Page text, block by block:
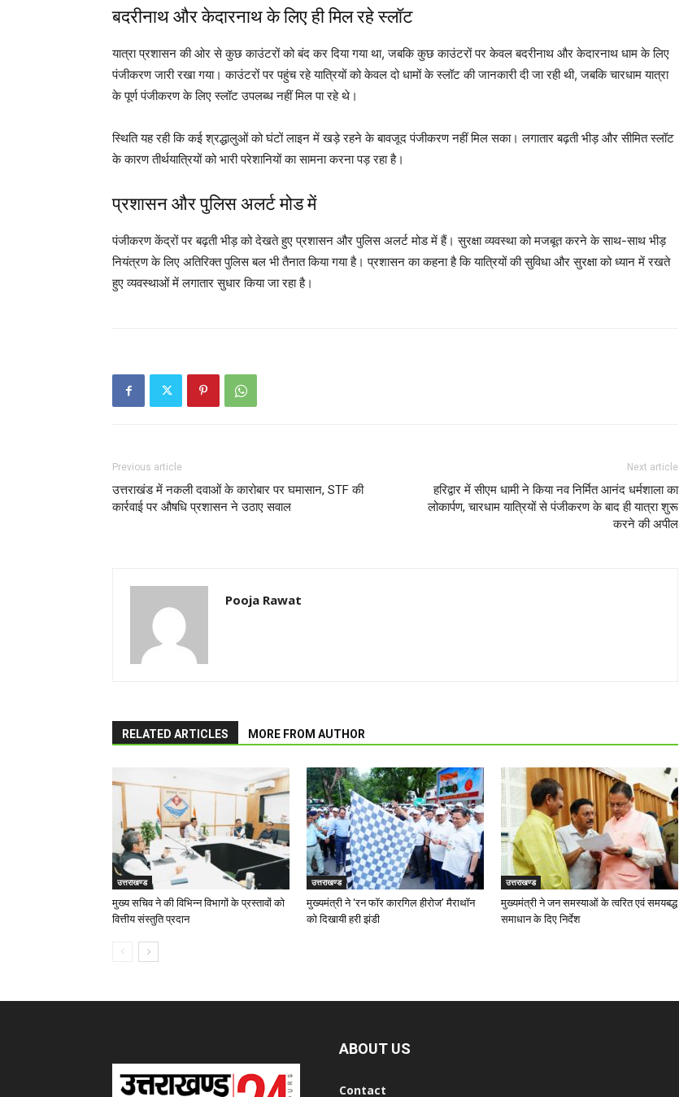
बदरीनाथ और केदारनाथ के लिए ही मिल रहे स्लॉट
यात्रा प्रशासन की ओर से कुछ काउंटरों को बंद कर दिया गया था, जबकि कुछ काउंटरों पर केवल बदरीनाथ और केदारनाथ धाम के लिए
पंजीकरण जारी रखा गया। काउंटरों पर पहुंच रहे यात्रियों को केवल दो धामों के स्लॉट की जानकारी दी जा रही थी, जबकि चारधाम यात्रा
के पूर्ण पंजीकरण के लिए स्लॉट उपलब्ध नहीं मिल पा रहे थे।
स्थिति यह रही कि कई श्रद्धालुओं को घंटों लाइन में खड़े रहने के बावजूद पंजीकरण नहीं मिल सका। लगातार बढ़ती भीड़ और सीमित स्लॉट
के कारण तीर्थयात्रियों को भारी परेशानियों का सामना करना पड़ रहा है।
प्रशासन और पुलिस अलर्ट मोड में
पंजीकरण केंद्रों पर बढ़ती भीड़ को देखते हुए प्रशासन और पुलिस अलर्ट मोड में हैं। सुरक्षा व्यवस्था को मजबूत करने के साथ-साथ भीड़
नियंत्रण के लिए अतिरिक्त पुलिस बल भी तैनात किया गया है। प्रशासन का कहना है कि यात्रियों की सुविधा और सुरक्षा को ध्यान में रखते
हुए व्यवस्थाओं में लगातार सुधार किया जा रहा है।
Previous article
उत्तराखंड में नकली दवाओं के कारोबार पर घमासान, STF की
कार्रवाई पर औषधि प्रशासन ने उठाए सवाल
Next article
हरिद्वार में सीएम धामी ने किया नव निर्मित आनंद धर्मशाला का
लोकार्पण, चारधाम यात्रियों से पंजीकरण के बाद ही यात्रा शुरू
करने की अपील
Pooja Rawat
RELATED ARTICLES MORE FROM AUTHOR
उत्तराखण्ड
मुख्य सचिव ने की विभिन्न विभागों के प्रस्तावों को
वित्तीय संस्तुति प्रदान
उत्तराखण्ड
मुख्यमंत्री ने ‘रन फॉर कारगिल हीरोज’ मैराथॉन
को दिखायी हरी झंडी
उत्तराखण्ड
मुख्यमंत्री ने जन समस्याओं के त्वरित एवं समयबद्ध
समाधान के दिए निर्देश
ABOUT US
Contact